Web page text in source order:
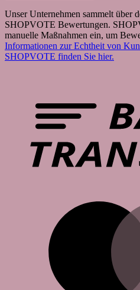
Unser Unternehmen sammelt über
SHOPVOTE Bewertungen.
manuelle Maßnahmen ein, um
Informationen zur Echtheit von
SHOPVOTE finden Sie hier.